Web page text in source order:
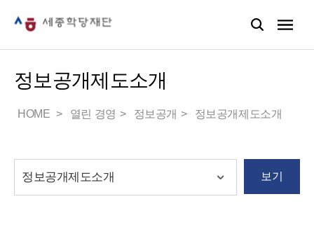
정보공개제도소개
HOME 열린 경영 정보공개 정보공개제도소개
보기